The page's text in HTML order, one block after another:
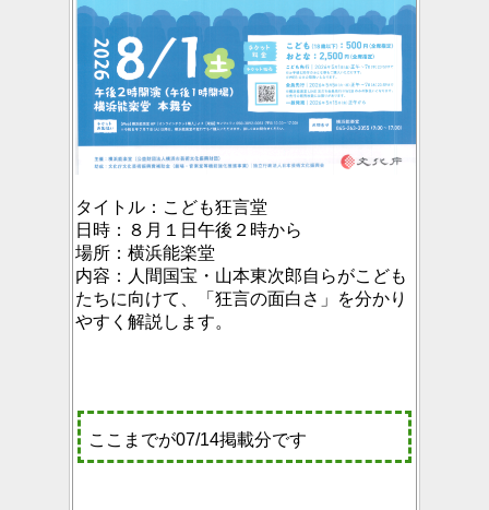
タイトル： こども狂言堂
日時： ８月１日午後２時から
場所： 横浜能楽堂
内容： 人間国宝・山本東次郎自らがこども
たちに向けて、「狂言の面白さ」を分かり
やすく解説します。
ここまでが07/14掲載分です